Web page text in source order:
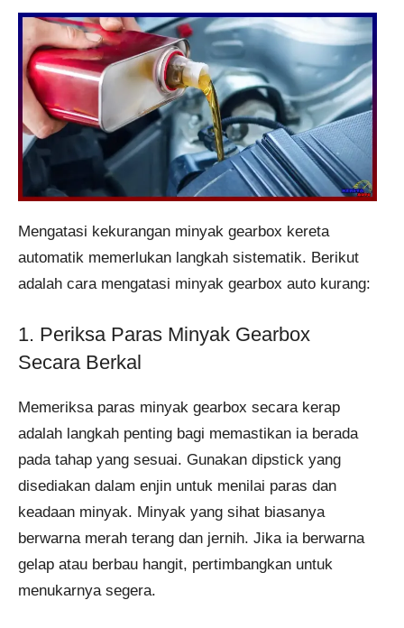
Mengatasi kekurangan minyak gearbox kereta
automatik memerlukan langkah sistematik. Berikut
adalah cara mengatasi minyak gearbox auto kurang:
1. Periksa Paras Minyak Gearbox
Secara Berkal
Memeriksa paras minyak gearbox secara kerap
adalah langkah penting bagi memastikan ia berada
pada tahap yang sesuai. Gunakan dipstick yang
disediakan dalam enjin untuk menilai paras dan
keadaan minyak. Minyak yang sihat biasanya
berwarna merah terang dan jernih. Jika ia berwarna
gelap atau berbau hangit, pertimbangkan untuk
menukarnya segera.